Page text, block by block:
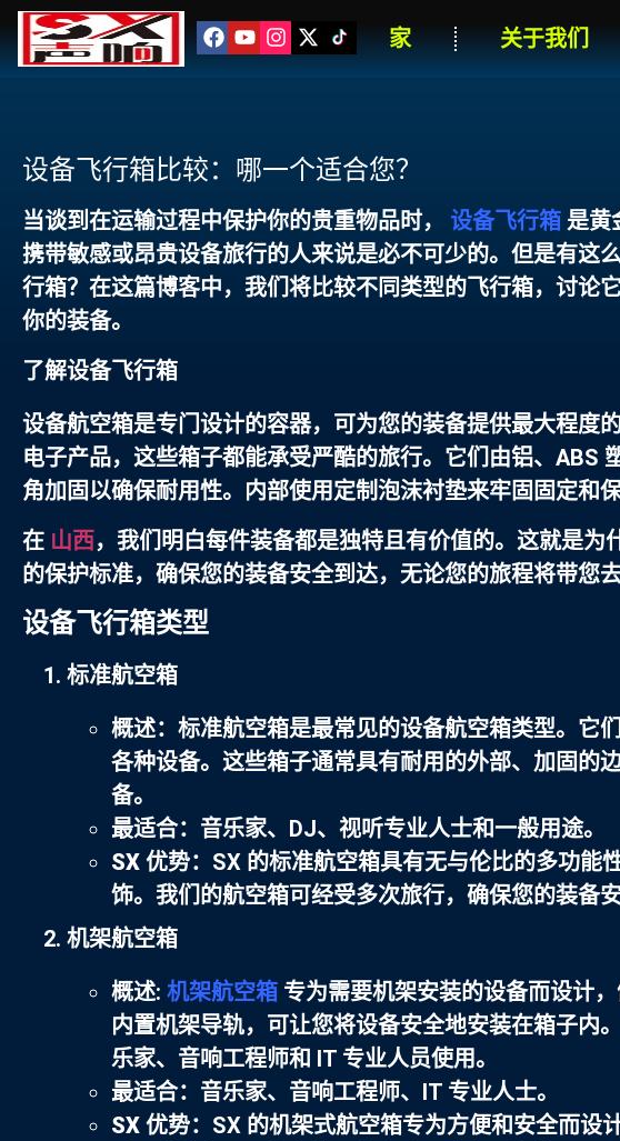
家 关于我们
设备飞行箱比较：哪一个适合您？
当谈到在运输过程中保护你的贵重物品时， 设备飞行箱 是黄
携带敏感或昂贵设备旅行的人来说是必不可少的。但是有这
行箱？在这篇博客中，我们将比较不同类型的飞行箱，讨论
你的装备。
了解设备飞行箱
设备航空箱是专门设计的容器，可为您的装备提供最大程度
电子产品，这些箱子都能承受严酷的旅行。它们由铝、ABS
角加固以确保耐用性。内部使用定制泡沫衬垫来牢固固定和
在 山西，我们明白每件装备都是独特且有价值的。这就是
的保护标准，确保您的装备安全到达，无论您的旅程将带您去
设备飞行箱类型
标准航空箱
概述：标准航空箱是最常见的设备航空箱类型。它
各种设备。这些箱子通常具有耐用的外部、加固的
备。
最适合：音乐家、DJ、视听专业人士和一般用途。
SX 优势：SX 的标准航空箱具有无与伦比的多功能
饰。我们的航空箱可经受多次旅行，确保您的装备安
机架航空箱
概述: 机架航空箱 专为需要机架安装的设备而设计
内置机架导轨，可让您将设备安全地安装在箱子内
乐家、音响工程师和 IT 专业人员使用。
最适合：音乐家、音响工程师、IT 专业人士。
SX 优势：SX 的机架式航空箱专为方便和安全而设